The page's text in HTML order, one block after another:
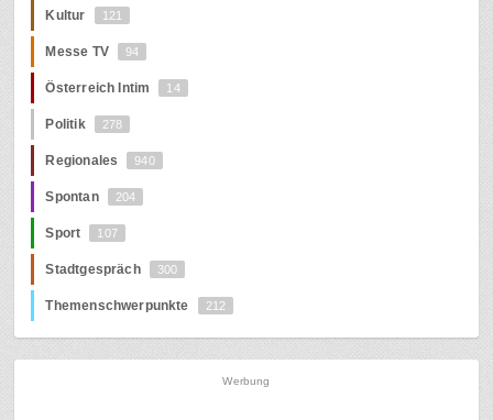
Kultur 121
Messe TV 94
Österreich Intim 14
Politik 278
Regionales 940
Spontan 204
Sport 107
Stadtgespräch 300
Themenschwerpunkte 212
Werbung